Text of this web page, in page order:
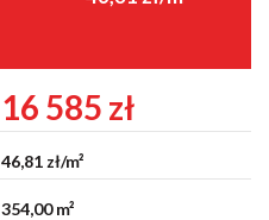
16 585 zł
46,81 zł/m²
354,00 m²